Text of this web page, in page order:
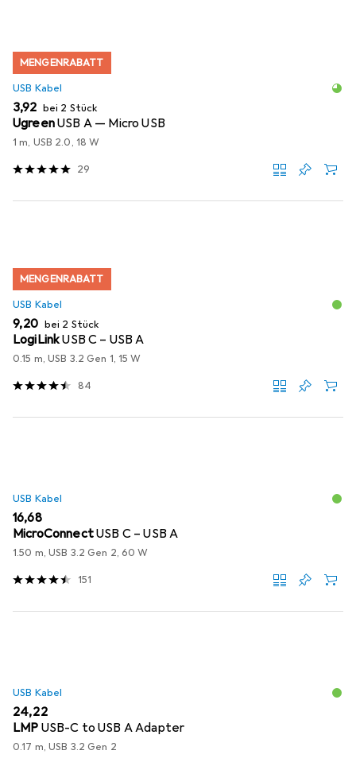
MENGENRABATT
USB Kabel
EUR
3,92 bei 2 Stück
UgreenUSB A — Micro USB
1 m, USB 2.0, 18 W
29
MENGENRABATT
USB Kabel
EUR
9,20 bei 2 Stück
LogiLinkUSB C – USB A
0.15 m, USB 3.2 Gen 1, 15 W
84
USB Kabel
EUR
16,68
MicroConnectUSB C – USB A
1.50 m, USB 3.2 Gen 2, 60 W
151
USB Kabel
EUR
24,22
LMP USB-C to USB A Adapter
0.17 m, USB 3.2 Gen 2